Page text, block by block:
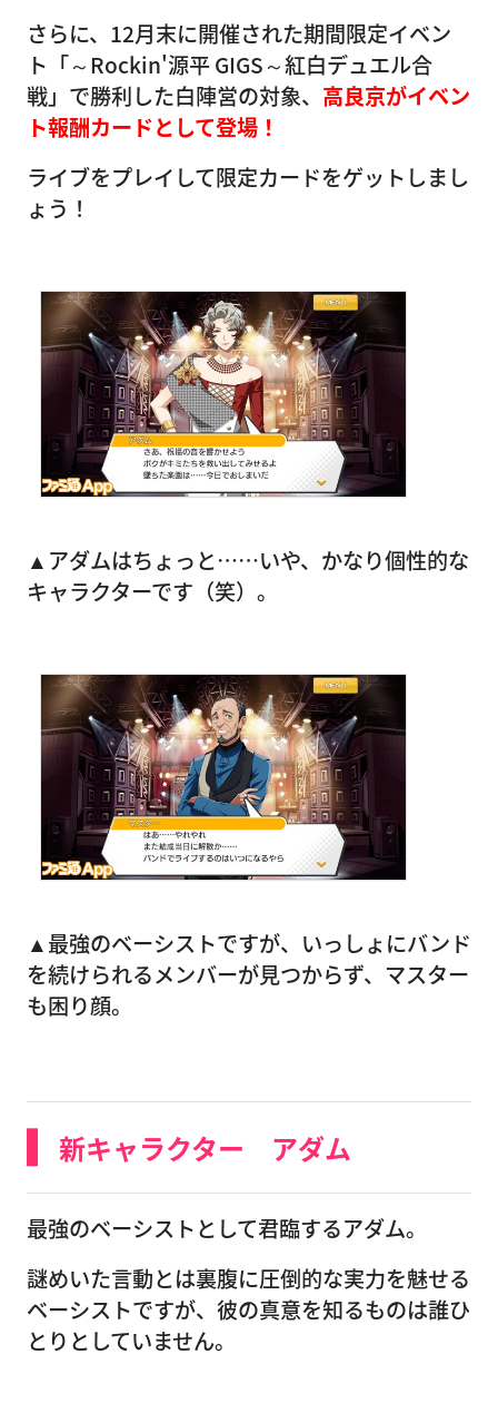
さらに、12月末に開催された期間限定イベン
ト「～Rockin'源平 GIGS～紅白デュエル合
戦」で勝利した白陣営の対象、 高良京がイベン
ト報酬カードとして登場！
ライブをプレイして限定カードをゲットしまし
ょう！
▲アダムはちょっと……いや、かなり個性的な
キャラクターです（笑）。
▲最強のベーシストですが、いっしょにバンド
を続けられるメンバーが見つからず、マスター
も困り顔。
新キャラクター アダム
最強のベーシストとして君臨するアダム。
謎めいた言動とは裏腹に圧倒的な実力を魅せる
ベーシストですが、彼の真意を知るものは誰ひ
とりとしていません。